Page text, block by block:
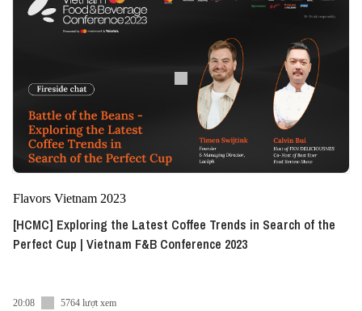
Flavors Vietnam 2023
[HCMC] Exploring the Latest Coffee Trends in Search of the
Perfect Cup | Vietnam F&B Conference 2023
20:08 5764 lượt xem